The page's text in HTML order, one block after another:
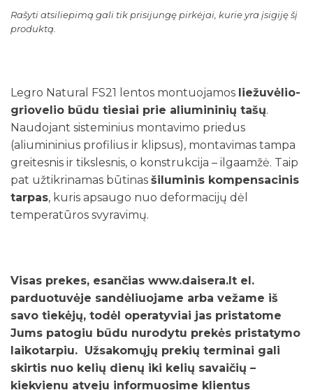
Rašyti atsiliepimą gali tik prisijungę pirkėjai, kurie yra įsigiję šį
produktą.
Legro Natural FS21 lentos montuojamos liežuvėlio-
griovelio būdu tiesiai prie aliumininių tašų.
Naudojant sisteminius montavimo priedus
(aliumininius profilius ir klipsus), montavimas tampa
greitesnis ir tikslesnis, o konstrukcija – ilgaamžė. Taip
pat užtikrinamas būtinas šiluminis kompensacinis
tarpas, kuris apsaugo nuo deformacijų dėl
temperatūros svyravimų.
Visas prekes, esančias www.daisera.lt el.
parduotuvėje sandėliuojame arba vežame iš
savo tiekėjų, todėl operatyviai jas pristatome
Jums patogiu būdu nurodytu prekės pristatymo
laikotarpiu. Užsakomųjų prekių terminai gali
skirtis nuo kelių dienų iki kelių savaičių –
kiekvienu atveju informuosime klientus